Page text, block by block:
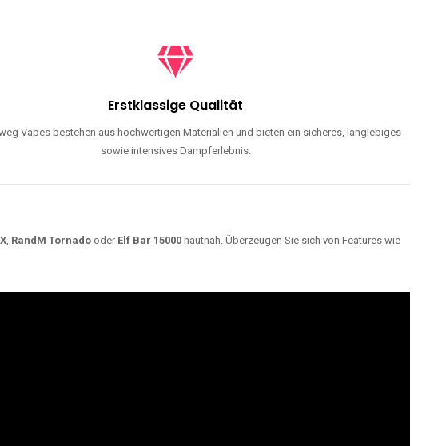
Erstklassige Qualität
Vapes bestehen aus hochwertigen Materialien und bieten ein sicheres, langlebiges
sowie intensives Dampferlebnis.
, RandM Tornado oder Elf Bar 15000 hautnah. Überzeugen Sie sich von Features wie